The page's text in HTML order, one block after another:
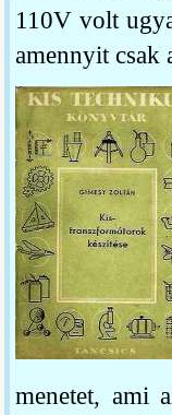
110V volt
amennyit csak
menetet, ami